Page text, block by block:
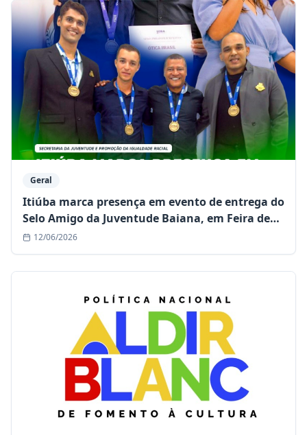
Geral
Itiúba marca presença em evento de entrega do
Selo Amigo da Juventude Baiana, em Feira de
Santana
12/06/2026